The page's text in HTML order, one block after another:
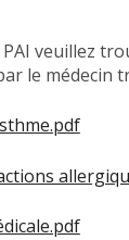
du PAI
par le